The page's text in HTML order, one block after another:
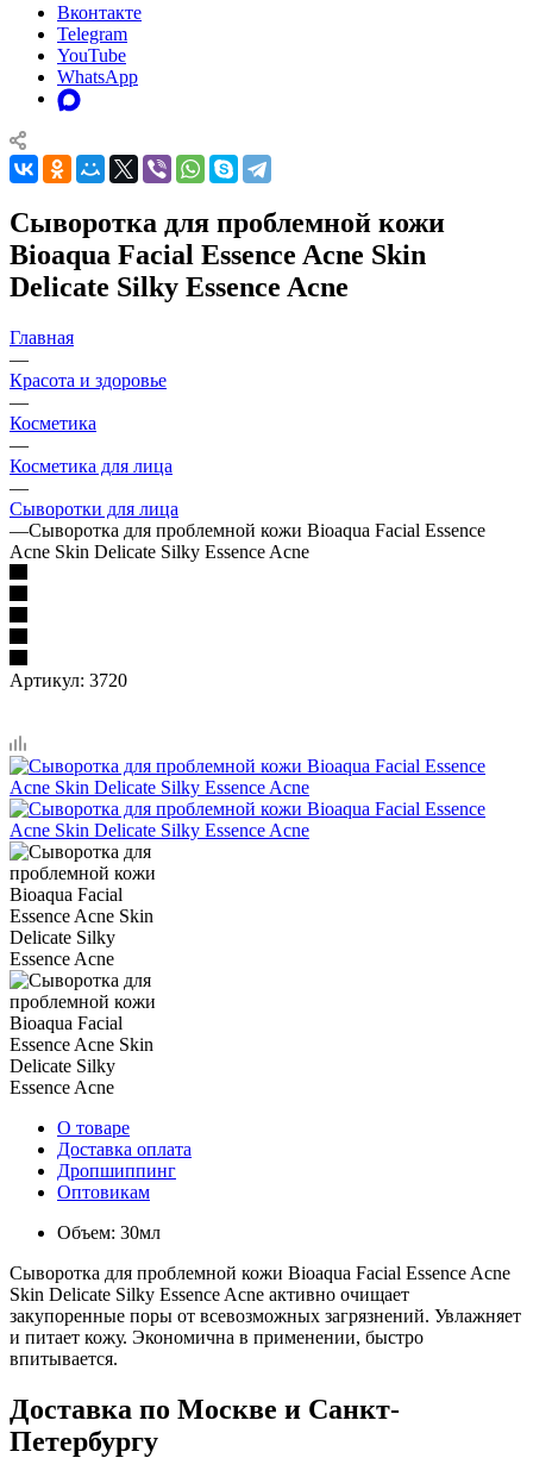
Вконтакте
Telegram
YouTube
WhatsApp
Сыворотка для проблемной кожи
Bioaqua Facial Essence Acne Skin
Delicate Silky Essence Acne
Главная
—
Красота и здоровье
—
Косметика
—
Косметика для лица
—
Сыворотки для лица
—Сыворотка для проблемной кожи Bioaqua Facial Essence
Acne Skin Delicate Silky Essence Acne
Артикул: 3720
О товаре
Доставка оплата
Дропшиппинг
Оптовикам
Объем: 30мл
Сыворотка для проблемной кожи Bioaqua Facial Essence Acne
Skin Delicate Silky Essence Acne активно очищает
закупоренные поры от всевозможных загрязнений. Увлажняет
и питает кожу. Экономична в применении, быстро
впитывается.
Доставка по Москве и Санкт-
Петербургу